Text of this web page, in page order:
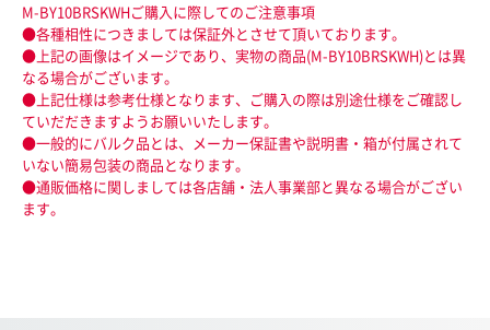
M-BY10BRSKWHご購入に際してのご注意事項
●各種相性につきましては保証外とさせて頂いております。
●上記の画像はイメージであり、実物の商品(M-BY10BRSKWH)とは異
なる場合がございます。
●上記仕様は参考仕様となります、ご購入の際は別途仕様をご確認し
ていだだきますようお願いいたします。
●一般的にバルク品とは、メーカー保証書や説明書・箱が付属されて
いない簡易包装の商品となります。
●通販価格に関しましては各店舗・法人事業部と異なる場合がござい
ます。